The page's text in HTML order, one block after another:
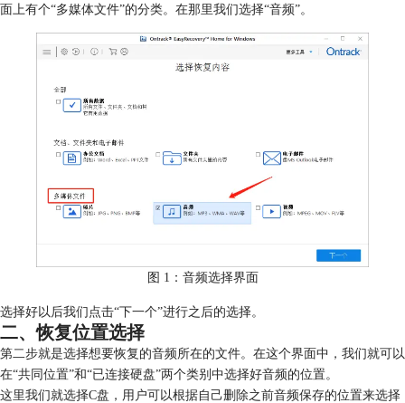
面上有个“多媒体文件”的分类。在那里我们选择“音频”。
图 1：音频选择界面
选择好以后我们点击“下一个”进行之后的选择。
二、恢复位置选择
第二步就是选择想要恢复的音频所在的文件。在这个界面中，我们就可以
在“共同位置”和“已连接硬盘”两个类别中选择好音频的位置。
这里我们就选择C盘，用户可以根据自己删除之前音频保存的位置来选择